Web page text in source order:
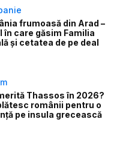
frumoasă din Arad –
în care găsim Familia
și cetatea de pe deal
Thassos în 2026?
românii pentru o
pe insula grecească